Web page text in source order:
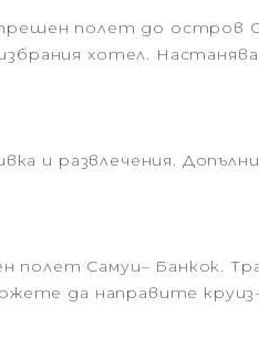
полет до остров
хотел.
и развлечения.
полет Самуи– Банкок.
да направите